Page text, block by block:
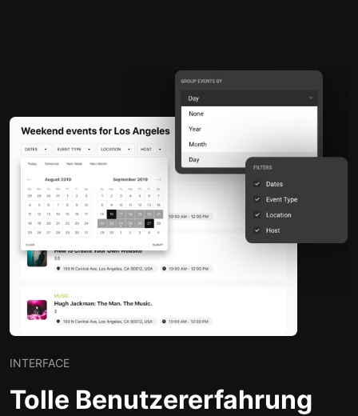
INTERFACE
Tolle Benutzererfahrung